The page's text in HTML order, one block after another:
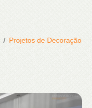
Projetos de Decoração